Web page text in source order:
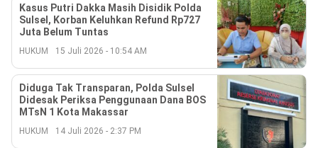
Kasus Putri Dakka Masih Disidik Polda
Sulsel, Korban Keluhkan Refund Rp727
Juta Belum Tuntas
HUKUM 15 Juli 2026 - 10:54 AM
Diduga Tak Transparan, Polda Sulsel
Didesak Periksa Penggunaan Dana BOS
MTsN 1 Kota Makassar
HUKUM 14 Juli 2026 - 2:37 PM